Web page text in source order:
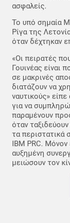
ασφαλείς.
Το υπό σημαία
Ρίγα της
όταν δέχτηκαν
«Οι πειρατές
Γουινέας είναι
σε μακρινές
διατάζουν να
ναυτικούς»
για να
παραμένουν
όταν
τα περιστατικά
IBM PRC.
αυξημένη
μειώσουν τον